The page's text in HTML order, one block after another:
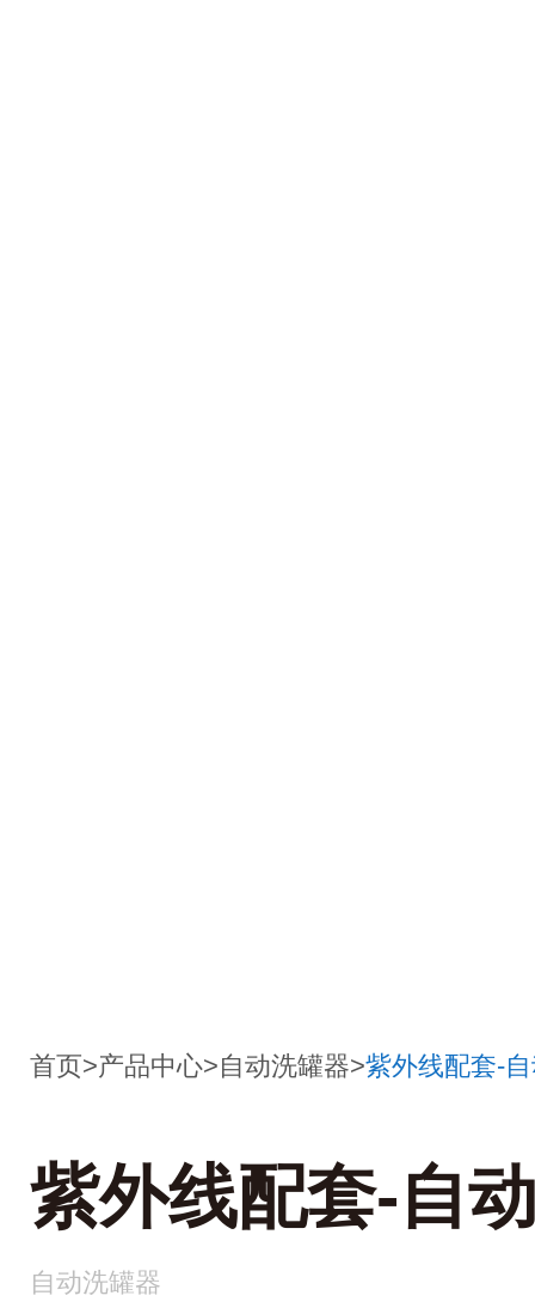
首页>产品中心>自动洗罐器>紫外线配套-
紫外线配套-自
自动洗罐器